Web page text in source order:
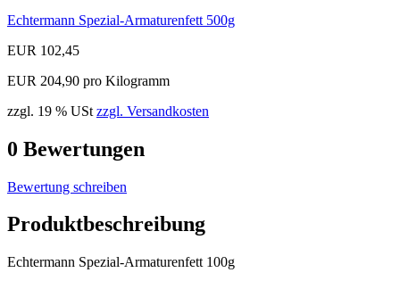
Echtermann Spezial-Armaturenfett 500g
EUR 102,45
EUR 204,90 pro Kilogramm
zzgl. 19 % USt zzgl. Versandkosten
0 Bewertungen
Bewertung schreiben
Produktbeschreibung
Echtermann Spezial-Armaturenfett 100g